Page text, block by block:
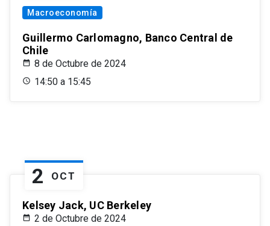
Macroeconomía
Guillermo Carlomagno, Banco Central de
Chile
8 de Octubre de 2024
14:50 a 15:45
2 OCT
Kelsey Jack, UC Berkeley
2 de Octubre de 2024